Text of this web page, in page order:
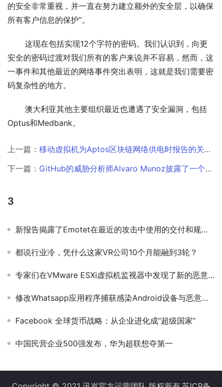
的安全非常重视，并一直在努力建立额外的安全层，以确保
所有客户信息的保护”。
安全的密码过渡对我们所有的客户来说并不容易，然而，这
一事件和其他最近的网络事件突出表明，这就是我们需要密
码复杂性的地方。
Optus和Medbank。
上一篇： 移动虚拟机为Aptos区块链网络供电时报告的关键缺陷￼
下一篇： GitHub的威胁分析师Alvaro Munoz披露了一个远程代码执行漏洞
3
新报告揭露了Emotet在最近的攻击中使用的交付和规避技术
都说行业冷，凭什么这家VR公司10个月能融到3轮？
专家们在VMware ESXi虚拟机监视器中发现了新的恶意软件￼
修改Whatsapp应用程序捕获感染Android设备与恶意软件
Facebook 全球货币战略：从企业进化成“超级国家”
中国民营企业500强发布，华为超联想夺第一